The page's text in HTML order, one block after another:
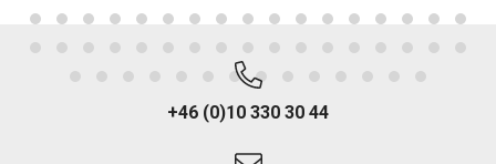
+46 (0)10 330 30 44